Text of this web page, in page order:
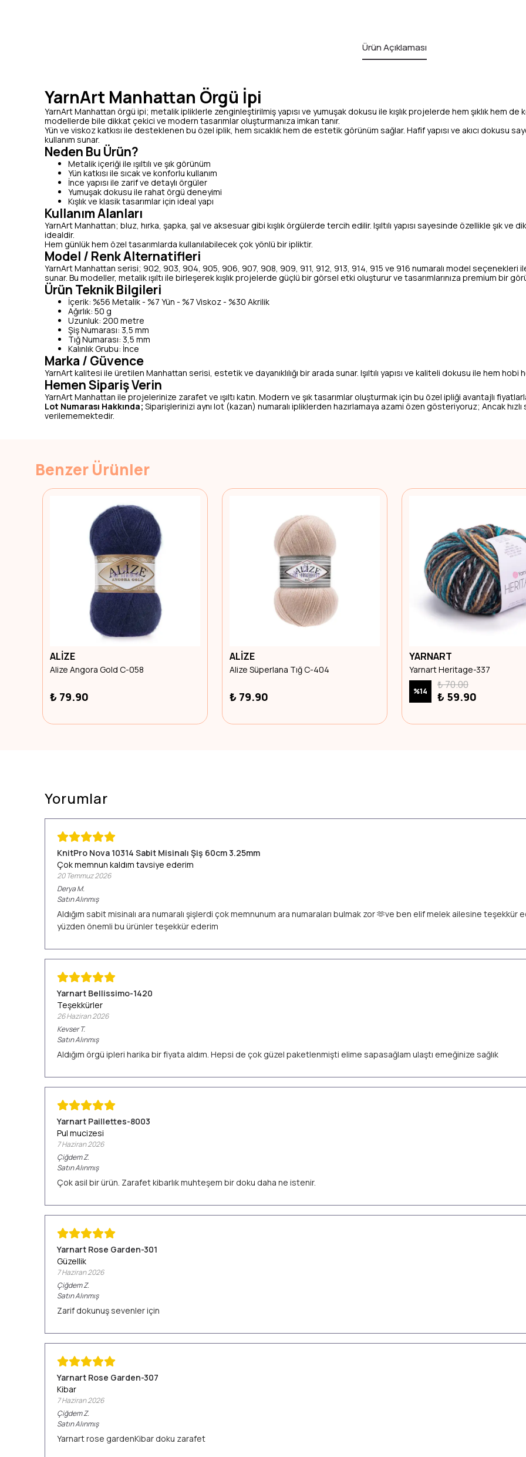
Ürün Açıklaması
YarnArt Manhattan Örgü İpi
YarnArt Manhattan örgü ipi; metalik ipliklerle zenginleştirilmiş yapısı ve yumuşak dokusu ile kışlık projelerde hem şıklık hem de
modellerde bile dikkat çekici ve modern tasarımlar oluşturmanıza imkan tanır.
Yün ve viskoz katkısı ile desteklenen bu özel iplik, hem sıcaklık hem de estetik görünüm sağlar. Hafif yapısı ve akıcı dokusu
kullanım sunar.
Neden Bu Ürün?
Metalik içeriği ile ışıltılı ve şık görünüm
Yün katkısı ile sıcak ve konforlu kullanım
İnce yapısı ile zarif ve detaylı örgüler
Yumuşak dokusu ile rahat örgü deneyimi
Kışlık ve klasik tasarımlar için ideal yapı
Kullanım Alanları
YarnArt Manhattan; bluz, hırka, şapka, şal ve aksesuar gibi kışlık örgülerde tercih edilir. Işıltılı yapısı sayesinde özellikle şık ve
idealdir.
Hem günlük hem özel tasarımlarda kullanılabilecek çok yönlü bir ipliktir.
Model / Renk Alternatifleri
YarnArt Manhattan serisi; 902, 903, 904, 905, 906, 907, 908, 909, 911, 912, 913, 914, 915 ve 916 numaralı model seçenekleri
sunar. Bu modeller, metalik ışıltı ile birleşerek kışlık projelerde güçlü bir görsel etki oluşturur ve tasarımlarınıza premium bir
Ürün Teknik Bilgileri
İçerik: %56 Metalik - %7 Yün - %7 Viskoz - %30 Akrilik
Ağırlık: 50 g
Uzunluk: 200 metre
Şiş Numarası: 3,5 mm
Tığ Numarası: 3,5 mm
Kalınlık Grubu: İnce
Marka / Güvence
YarnArt kalitesi ile üretilen Manhattan serisi, estetik ve dayanıklılığı bir arada sunar. Işıltılı yapısı ve kaliteli dokusu ile hem
Hemen Sipariş Verin
YarnArt Manhattan ile projelerinize zarafet ve ışıltı katın. Modern ve şık tasarımlar oluşturmak için bu özel ipliği avantajlı
Lot Numarası Hakkında; Siparişlerinizi aynı lot (kazan) numaralı ipliklerden hazırlamaya azami özen gösteriyoruz; Ancak
verilememektedir.
Benzer Ürünler
ALİZE
Alize Angora Gold C-058
₺ 79.90
ALİZE
Alize Süperlana Tığ C-404
₺ 79.90
YARNART
Yarnart Heritage-337
%14
₺ 70.00
₺ 59.90
Yorumlar
KnitPro Nova 10314 Sabit Misinalı Şiş 60cm 3.25mm
Çok memnun kaldım tavsiye ederim
20 Temmuz 2026
DeryaM.
Satın Alınmış
Aldığım sabit misinalı ara numaralı şişlerdi çok memnunum ara numaraları bulmak zor 🫶ve ben elif melek ailesine
yüzden önemli bu ürünler teşekkür ederim
Yarnart Bellissimo-1420
Teşekkürler
26 Haziran 2026
Kevser T.
Satın Alınmış
Aldığım örgü ipleri harika bir fiyata aldım. Hepsi de çok güzel paketlenmişti elime sapasağlam ulaştı emeğinize sağlık
Yarnart Paillettes-8003
Pul mucizesi
7 Haziran 2026
ÇiğdemZ.
Satın Alınmış
Çok asil bir ürün. Zarafet kibarlık muhteşem bir doku daha ne istenir.
Yarnart Rose Garden-301
Güzellik
7 Haziran 2026
ÇiğdemZ.
Satın Alınmış
Zarif dokunuş sevenler için
Yarnart Rose Garden-307
Kibar
7 Haziran 2026
ÇiğdemZ.
Satın Alınmış
Yarnart rose gardenKibar doku zarafet